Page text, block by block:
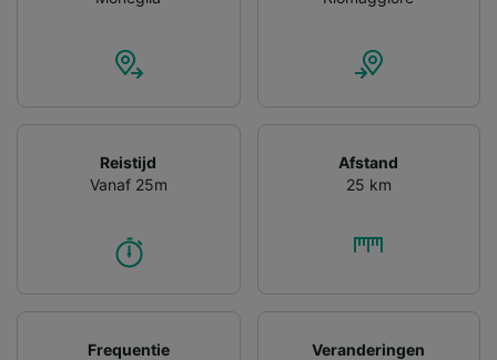
Reistijd
Vanaf 25m
Afstand
25 km
Frequentie
Veranderingen
gevraagd om je niet te volgen.
Wij en onze partners verwerken gegevens
voor de volgende doeleinden:
Precieze geolocatiegegevens gebruiken. De
apparaatkenmerken actief scannen ter
opslaan en/of openen. Gepersonaliseerde
advertenties en content, advertentie- en
ontwikkeling van diensten.
Partnerlijst (derden)